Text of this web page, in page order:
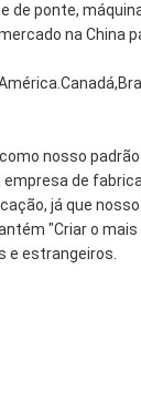
de ponte,
na China
nosso
empresa de
já que nosso
"Criar o mais
e estrangeiros.